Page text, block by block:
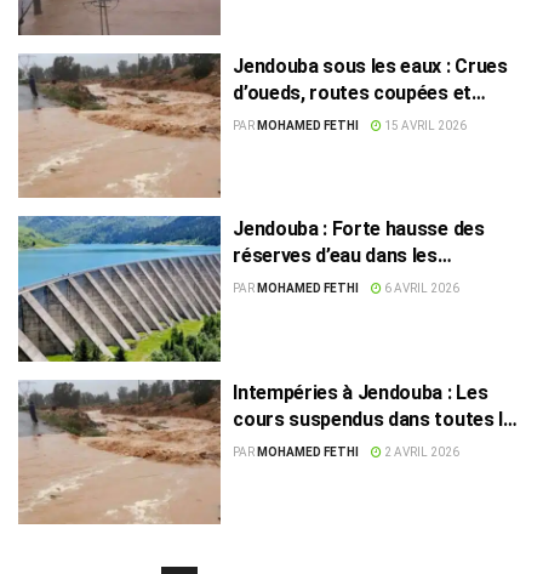
Jendouba sous les eaux : Crues
d’oueds, routes coupées et
déplacements fortement
PAR MOHAMED FETHI 15 AVRIL 2026
Jendouba : Forte hausse des
réserves d’eau dans les
barrages, Bouhertma proche du
PAR MOHAMED FETHI 6 AVRIL 2026
Intempéries à Jendouba : Les
cours suspendus dans toutes les
délégations
PAR MOHAMED FETHI 2 AVRIL 2026